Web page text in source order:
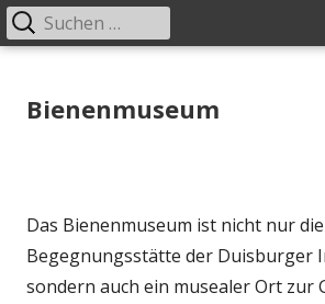
zum
Primäres
Suchen
nach:
Bienenmuseum
Das Bienenmuseum ist nicht nur die
Begegnungsstätte der Duisburger
sondern auch ein musealer Ort zur